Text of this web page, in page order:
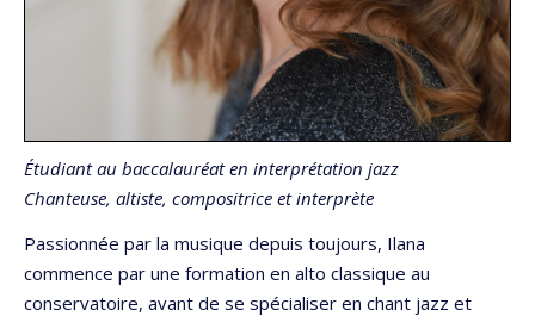
Étudiant au baccalauréat en interprétation jazz
Chanteuse, altiste, compositrice et interprète
Passionnée par la musique depuis toujours, Ilana
commence par une formation en alto classique au
conservatoire, avant de se spécialiser en chant jazz et